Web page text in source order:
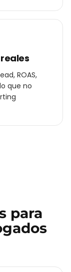
ROAS,
que no
para